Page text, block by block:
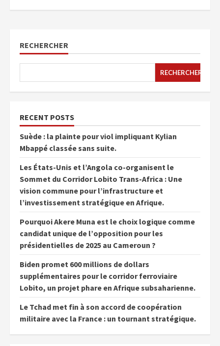
RECHERCHER
RECHERCHER
RECENT POSTS
Suède : la plainte pour viol impliquant Kylian
Mbappé classée sans suite.
Les États-Unis et l’Angola co-organisent le
Sommet du Corridor Lobito Trans-Africa : Une
vision commune pour l’infrastructure et
l’investissement stratégique en Afrique.
Pourquoi Akere Muna est le choix logique comme
candidat unique de l’opposition pour les
présidentielles de 2025 au Cameroun ?
Biden promet 600 millions de dollars
supplémentaires pour le corridor ferroviaire
Lobito, un projet phare en Afrique subsaharienne.
Le Tchad met fin à son accord de coopération
militaire avec la France : un tournant stratégique.